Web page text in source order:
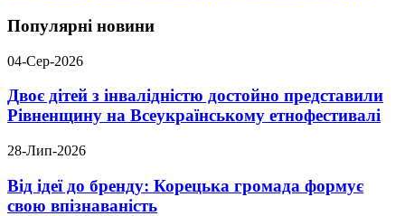
Популярні новини
04-Сер-2026
Двоє дітей з інвалідністю достойно представили
Рівненщину на Всеукраїнському етнофестивалі
28-Лип-2026
Від ідеї до бренду: Корецька громада формує
свою впізнаваність